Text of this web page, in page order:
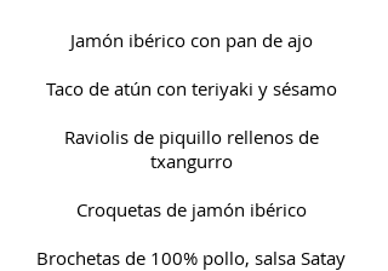
Jamón ibérico con pan de ajo
Taco de atún con teriyaki y sésamo
Raviolis de piquillo rellenos de
txangurro
Croquetas de jamón ibérico
Brochetas de 100% pollo, salsa Satay